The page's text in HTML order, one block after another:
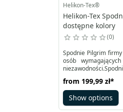
Helikon-Tex®
Helikon-Tex
dostępne kolory
0
Spodnie Pilgrim
osób
krojowi
Podwyższony tył
zapewniającą
chłodem.
from 199,99 zł*
Show options